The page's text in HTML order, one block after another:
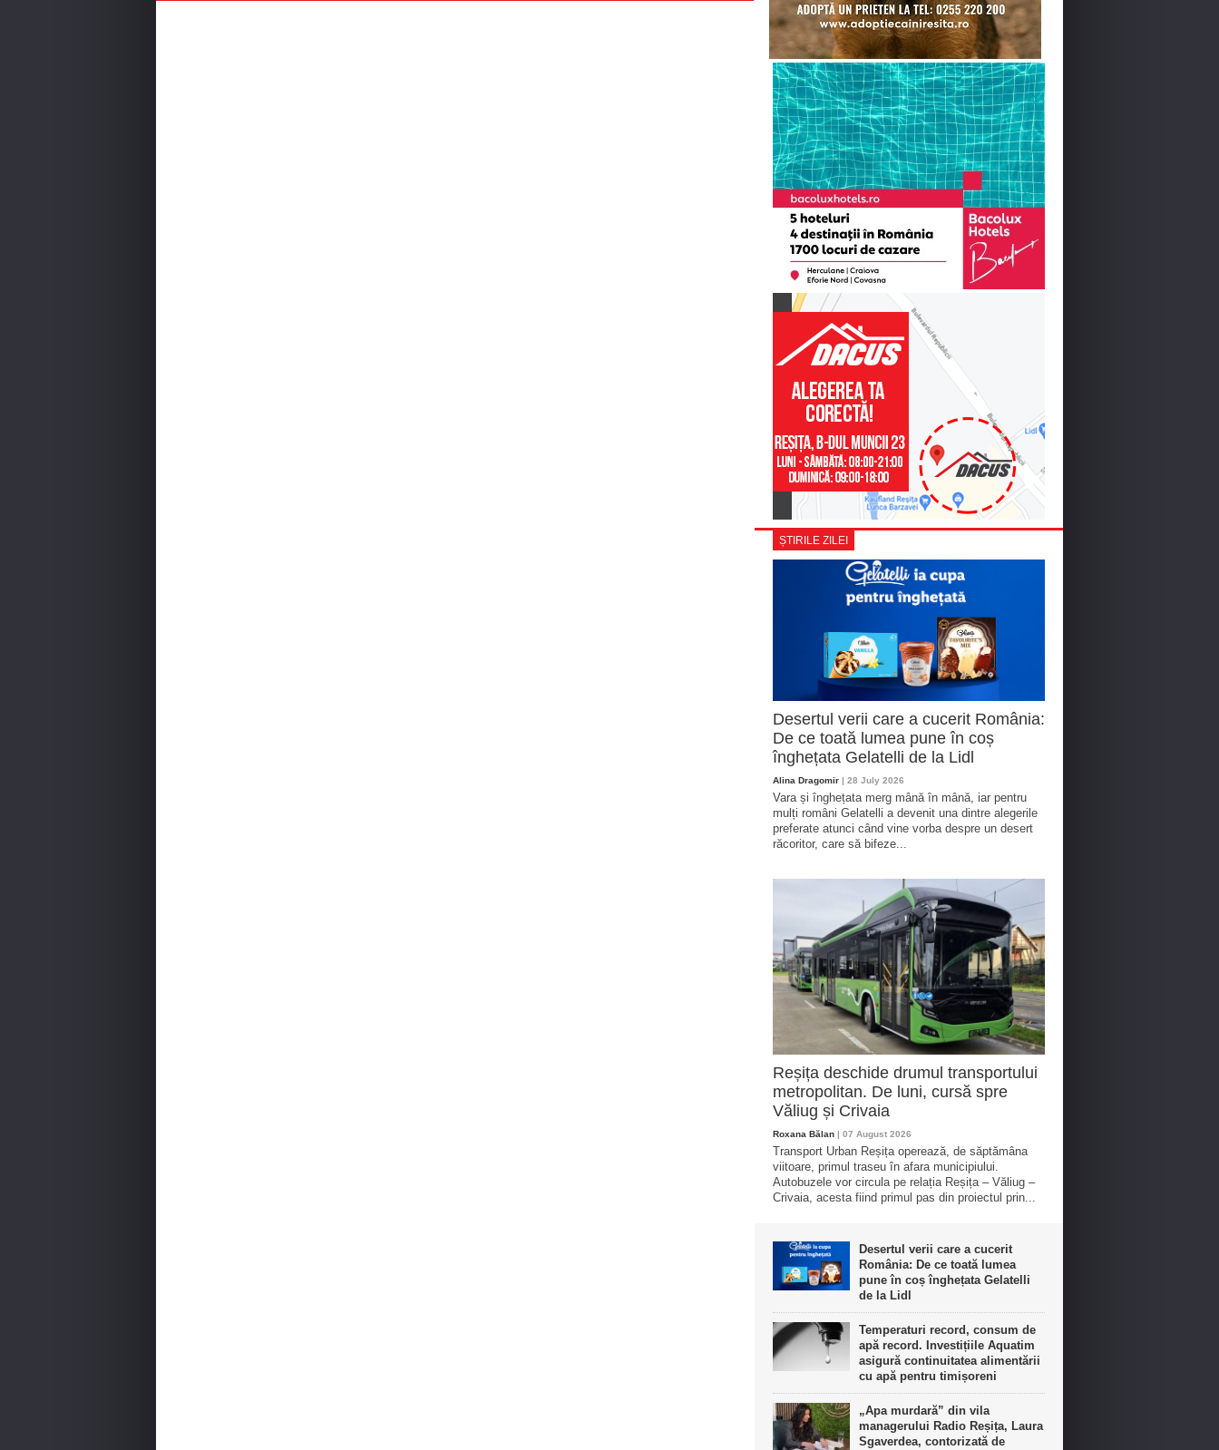
ȘTIRILE ZILEI
Desertul verii care a cucerit România:
De ce toată lumea pune în coș
înghețata Gelatelli de la Lidl
Alina Dragomir | 28 July 2026
Vara și înghețata merg mână în mână, iar pentru
mulți români Gelatelli a devenit una dintre alegerile
preferate atunci când vine vorba despre un desert
răcoritor, care să bifeze...
Reșița deschide drumul transportului
metropolitan. De luni, cursă spre
Văliug și Crivaia
Roxana Bălan | 07 August 2026
Transport Urban Reșița operează, de săptămâna
viitoare, primul traseu în afara municipiului.
Autobuzele vor circula pe relația Reșița – Văliug –
Crivaia, acesta fiind primul pas din proiectul prin...
Desertul verii care a cucerit
România: De ce toată lumea
pune în coș înghețata Gelatelli
de la Lidl
Temperaturi record, consum de
apă record. Investițiile Aquatim
asigură continuitatea alimentării
cu apă pentru timișoreni
„Apa murdară” din vila
managerului Radio Reșița, Laura
Sgaverdea, contorizată de